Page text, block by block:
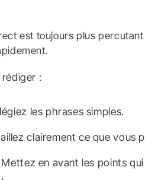
est toujours plus
:
les phrases simples.
clairement ce que vous
Mettez en avant les points